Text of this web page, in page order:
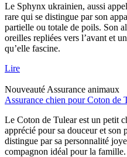
Le Sphynx ukrainien, aussi
rare qui se distingue par son
partielle ou totale de poils. Son
oreilles repliées vers l’avant et
qu’elle fascine.
Lire
Nouveauté Assurance animaux
Assurance chien pour Coton de
Le Coton de Tulear est un petit
apprécié pour sa douceur et son
distingue par sa personnalité
compagnon idéal pour la famille.